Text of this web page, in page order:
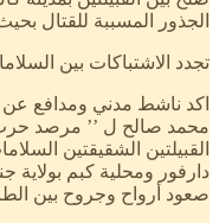
الجذور المسببة للقتال
تجدد الاشتباكات بين
اكد ناشط مدني ومدافع عن
محمد صالح ل ’’ مرصد حرب
القبيلتين الشقيقتين
دارفور ومحلية كبم
صعود أرواح وجروح بين